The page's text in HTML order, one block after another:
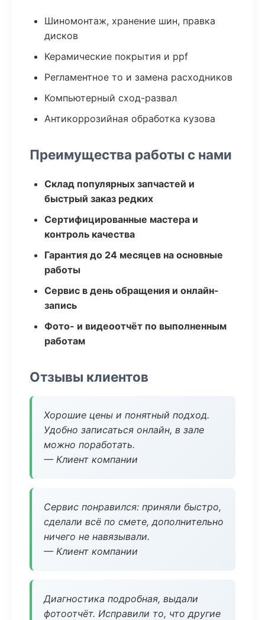
Шиномонтаж, хранение шин, правка
дисков
Керамические покрытия и ppf
Регламентное то и замена расходников
Компьютерный сход-развал
Антикоррозийная обработка кузова
Преимущества работы с нами
Склад популярных запчастей и
быстрый заказ редких
Сертифицированные мастера и
контроль качества
Гарантия до 24 месяцев на основные
работы
Сервис в день обращения и онлайн-
запись
Фото- и видеоотчёт по выполненным
работам
Отзывы клиентов
Хорошие цены и понятный подход.
Удобно записаться онлайн, в зале
можно поработать.
— Клиент компании
Сервис понравился: приняли быстро,
сделали всё по смете, дополнительно
ничего не навязывали.
— Клиент компании
Диагностика подробная, выдали
фотоотчёт. Исправили то, что другие